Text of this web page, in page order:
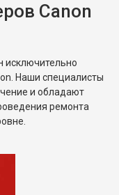
Canon
исключительно
Наши специалисты
и обладают
ремонта